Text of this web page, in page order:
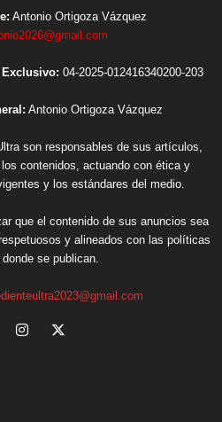
Antonio Ortigoza Vázquez
Exclusivo: 04-2025-012416340200-203
Antonio Ortigoza Vázquez
son responsables de sus artículos,
contenidos, actuando con ética y
y los estándares del medio.
que el contenido de sus anuncios sea
y alineados con las políticas
se publican.